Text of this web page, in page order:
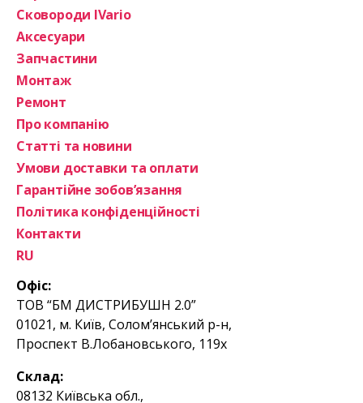
Офіс:
ТОВ “БМ ДИСТРИБУШН 2.0”
01021, м. Київ, Солом’янський р-н,
Проспект В.Лобановського, 119х
Склад:
08132 Київська обл.,
Сковороди IVario
Аксесуари
Запчастини
Монтаж
Ремонт
Про компанію
Статті та новини
Умови доставки та оплати
Гарантійне зобов’язання
Політика конфіденційності
Контакти
RU